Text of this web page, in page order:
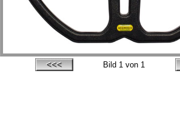
Bild 1 von 1